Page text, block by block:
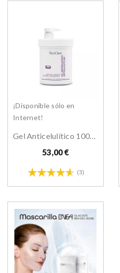
¡Disponible sólo en
Internet!
Gel Anticelulítico 1000 Ml
53,00 €
(3)